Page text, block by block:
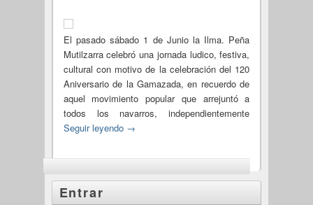
El pasado sábado 1 de Junio la Ilma. Peña
Mutilzarra celebró una jornada ludico, festiva,
cultural con motivo de la celebración del 120
Aniversario de la Gamazada, en recuerdo de
aquel movimiento popular que arrejuntó a
todos los navarros, independientemente
Seguir leyendo →
Entrar